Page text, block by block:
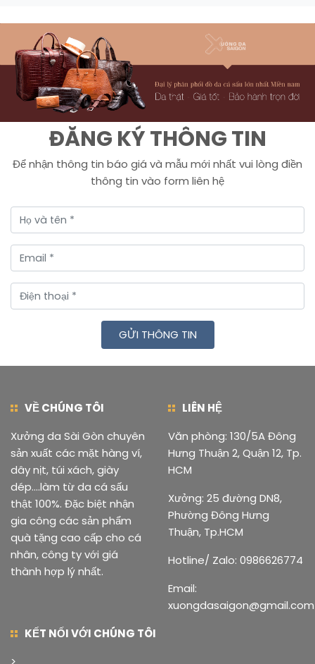
ĐĂNG KÝ THÔNG TIN
Để nhận thông tin báo giá và mẫu mới nhất vui lòng điền
thông tin vào form liên hệ
GỬI THÔNG TIN
VỀ CHÚNG TÔI
Xưởng da Sài Gòn chuyên
sản xuất các mặt hàng ví,
dây nịt, túi xách, giày
dép....làm từ da cá sấu
thật 100%. Đặc biệt nhận
gia công các sản phẩm
quà tặng cao cấp cho cá
nhân, công ty với giá
thành hợp lý nhất.
LIÊN HỆ
Văn phòng: 130/5A Đông
Hưng Thuận 2, Quận 12, Tp.
HCM
Xưởng: 25 đường DN8,
Phường Đông Hưng
Thuận, Tp.HCM
Hotline/ Zalo: 0986626774
Email:
xuongdasaigon@gmail.com
KẾT NỐI VỚI CHÚNG TÔI